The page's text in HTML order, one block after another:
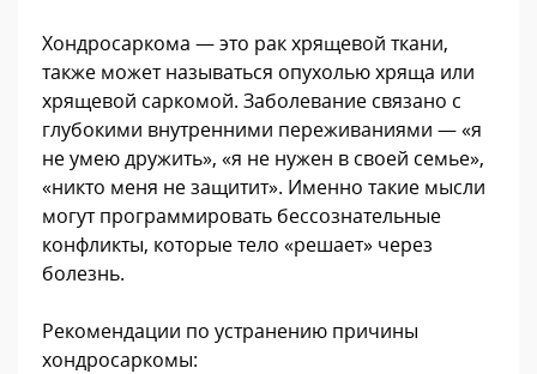
Хондросаркома — это рак хрящевой ткани,
также может называться опухолью хряща или
хрящевой саркомой. Заболевание связано с
глубокими внутренними переживаниями — «я
не умею дружить», «я не нужен в своей семье»,
«никто меня не защитит». Именно такие мысли
могут программировать бессознательные
конфликты, которые тело «решает» через
болезнь.
Рекомендации по устранению причины
хондросаркомы: